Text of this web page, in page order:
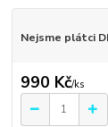
Nejsme plátci
990 Kč/ks